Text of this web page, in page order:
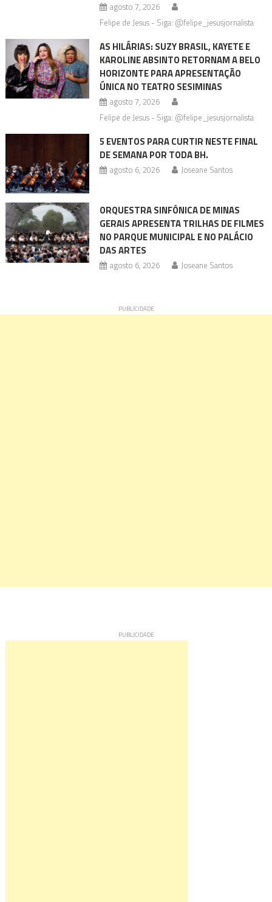
agosto 7, 2026
Felipe de Jesus - Siga: @felipe_jesusjornalista
AS HILÁRIAS: SUZY BRASIL, KAYETE E
KAROLINE ABSINTO RETORNAM A BELO
HORIZONTE PARA APRESENTAÇÃO
ÚNICA NO TEATRO SESIMINAS
agosto 7, 2026
Felipe de Jesus - Siga: @felipe_jesusjornalista
5 EVENTOS PARA CURTIR NESTE FINAL
DE SEMANA POR TODA BH.
agosto 6, 2026 Joseane Santos
ORQUESTRA SINFÔNICA DE MINAS
GERAIS APRESENTA TRILHAS DE FILMES
NO PARQUE MUNICIPAL E NO PALÁCIO
DAS ARTES
agosto 6, 2026 Joseane Santos